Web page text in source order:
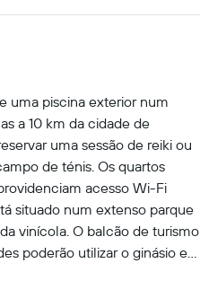
uma piscina exterior num
a 10 km da cidade de
uma sessão de reiki ou
de ténis. Os quartos
acesso Wi-Fi
situado num extenso parque
vinícola. O balcão de turismo
poderão utilizar o ginásio e
ar condicionado no